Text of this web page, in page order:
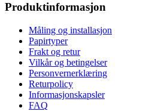
Produktinformasjon
Måling og installasjon
Papirtyper
Frakt og retur
Vilkår og betingelser
Personvernerklæring
Returpolicy
Informasjonskapsler
FAQ